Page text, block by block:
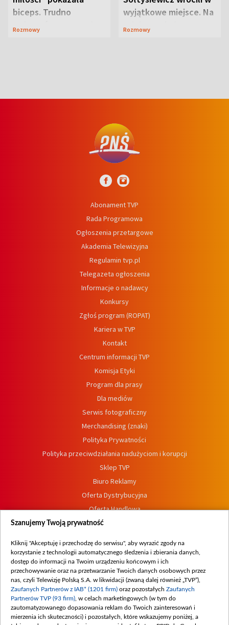
biceps. Trudno
uwierzyć, co przeszła
Rozmowy
wyjątkowe miejsce. Na
szlaku czekał
Rozmowy
Abonament TVP
Rada Programowa
Ogłoszenia przetargowe
Akademia Telewizyjna
Regulamin tvp.pl
Telegazeta ogłoszenia
Informacje o nadawcy
Konkursy
Zgłoś program (ROPAT)
Kariera w TVP
Kontakt
Centrum informacji TVP
Komisja Etyki
Program dla prasy
Dla mediów
Serwis fotograficzny
Merchandising (znaki)
Polityka Prywatności
Polityka przeciwdziałania nadużyciom i korupcji
Sklep TVP
Biuro Reklamy
Oferta Dystrybucyjna
Oferta Handlowa
Dostępność
Procedura zgłoszeń wewnętrznych
Szanujemy Twoją prywatność
Kliknij "Akceptuję i przechodzę do serwisu", aby wyrazić zgody na
korzystanie z technologii automatycznego śledzenia i zbierania danych,
dostęp do informacji na Twoim urządzeniu końcowym i ich
przechowywanie oraz na przetwarzanie Twoich danych osobowych przez
nas, czyli Telewizję Polską S.A. w likwidacji (zwaną dalej również „TVP”),
Zaufanych Partnerów z IAB* (1201 firm) oraz pozostałych Zaufanych
Partnerów TVP (93 firm) , w celach marketingowych (w tym do
zautomatyzowanego dopasowania reklam do Twoich zainteresowań i
mierzenia ich skuteczności) i pozostałych, które wskazujemy poniżej, a